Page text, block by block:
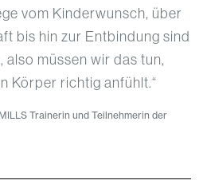
vom Kinderwunsch, über
bis hin zur Entbindung sind
müssen wir das tun,
Körper richtig anfühlt.“
Trainerin und Teilnehmerin der